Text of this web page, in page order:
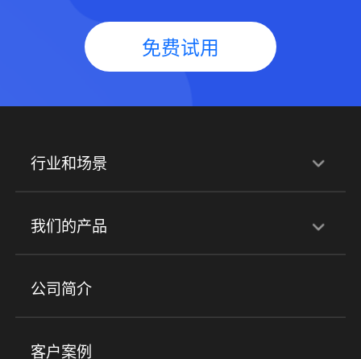
免费试用
行业和场景
行业解决方案
培训机构 职业技能培训 兴趣培训
金融行业
我们的产品
产品
小程序商城 ERP 企微SCRM
社群圈子
公司简介
客户案例